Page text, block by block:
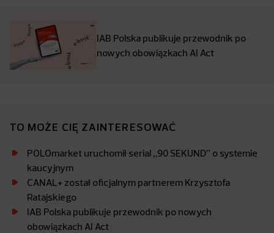
IAB Polska publikuje przewodnik po
nowych obowiązkach AI Act
TO MOŻE CIĘ ZAINTERESOWAĆ
POLOmarket uruchomił serial „90 SEKUND” o systemie
kaucyjnym
CANAL+ został oficjalnym partnerem Krzysztofa
Ratajskiego
IAB Polska publikuje przewodnik po nowych
obowiązkach AI Act